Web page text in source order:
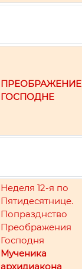
ПРЕОБРАЖЕНИЕ
ГОСПОДНЕ
Неделя 12-я по
Пятидесятнице.
Попразднство
Преображения
Господня
Мученика
архидиакона